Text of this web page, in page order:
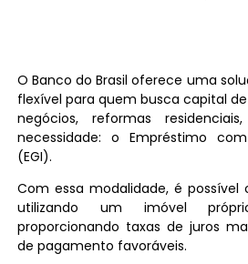
O Banco do Brasil oferece uma
flexível para quem busca capital
negócios, reformas
necessidade: o Empréstimo
(EGI).
Com essa modalidade, é
utilizando um imóvel
proporcionando taxas de juros
de pagamento favoráveis.